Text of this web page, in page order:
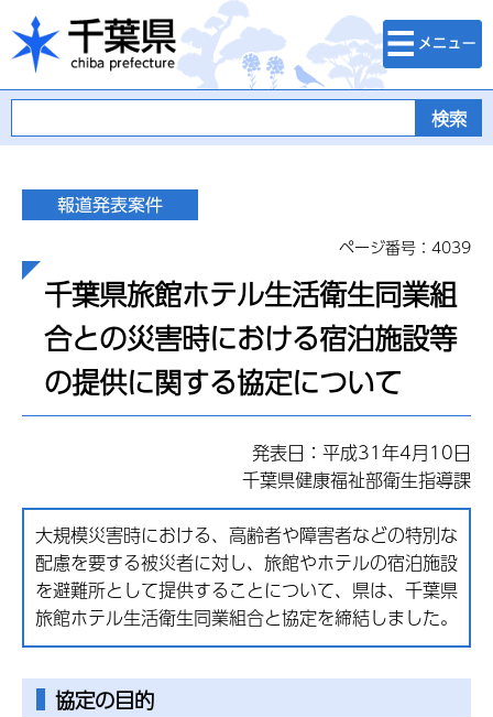
千葉県
検索・メニュ
ー
ページ番号：4039
千葉県旅館ホテル生活衛生同業組
合との災害時における宿泊施設等
の提供に関する協定について
発表日：平成31年4月10日
千葉県健康福祉部衛生指導課
大規模災害時における、高齢者や障害者などの特別な
配慮を要する被災者に対し、旅館やホテルの宿泊施設
を避難所として提供することについて、県は、千葉県
旅館ホテル生活衛生同業組合と協定を締結しました。
協定の目的